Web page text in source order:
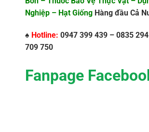
Nghiệp – Hạt GiốngHàng đầu Cả
♠ Hotline: 0947 399 439 – 0835
709 750
Fanpage